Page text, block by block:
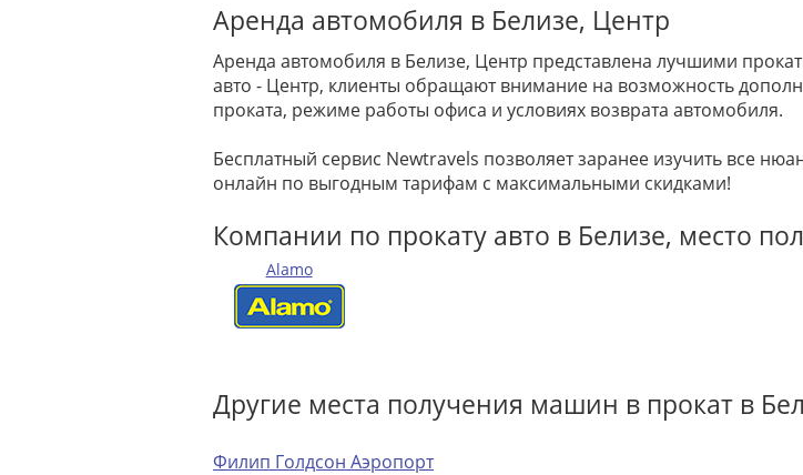
Аренда автомобиля в Белизе, Центр
Аренда автомобиля в Белизе, Центр представлена лучшими
авто - Центр, клиенты обращают внимание на возможность
проката, режиме работы офиса и условиях возврата автомобиля.
Бесплатный сервис Newtravels позволяет заранее изучить все
онлайн по выгодным тарифам с максимальными скидками!
Компании по прокату авто в Белизе, место
Alamo
Другие места получения машин в прокат в
Филип Голдсон Аэропорт